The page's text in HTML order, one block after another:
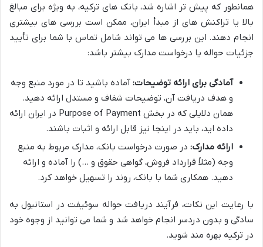
همانطور که پیش تر اشاره شد، بانک های ترکیه، به ویژه برای مبالغ
بالا یا تراکنش های از مبدأ ایران، ممکن است بررسی های بیشتری
انجام دهند. این بررسی ها می تواند شامل تماس با شما برای تأیید
جزئیات حواله یا درخواست مدارک بیشتر باشد:
آمادگی برای ارائه توضیحات: آماده باشید تا در مورد منبع وجه
و هدف دریافت آن، توضیحات شفاف و مستدل ارائه دهید.
همان دلایلی که در بخش Purpose of Payment در ایران ارائه
داده اید، باید در اینجا نیز قابل ارائه و اثبات باشند.
ارائه مدارک: در صورت درخواست بانک، مدارک مربوط به منبع
وجه (مثلاً قرارداد فروش، گواهی حقوق و …) را آماده و ارائه
دهید. همکاری شما با بانک، روند را تسهیل خواهد کرد.
با رعایت این نکات، فرآیند دریافت حواله سوئیفت در استانبول به
سادگی و بدون دردسر انجام خواهد شد و شما می توانید از وجوه خود
در ترکیه بهره مند شوید.